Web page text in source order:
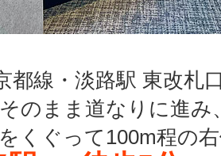
都線・淡路駅 東改札
のまま道なりに進み
くぐって100m程の